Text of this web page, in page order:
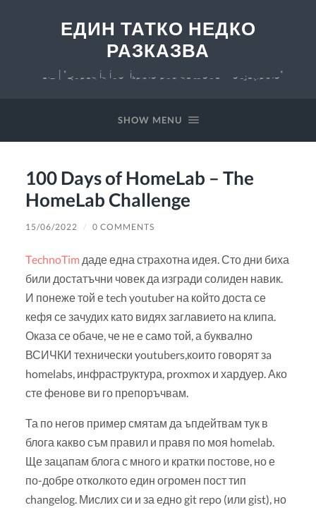
ЕДИН ТАТКО НЕДКО
РАЗКАЗВА
v 0.7 | "Chaos is inevitable and somehow enjoyable"
SHOW MENU
100 Days of HomeLab – The
HomeLab Challenge
15/06/2022 / 0 COMMENTS
TechnoTim даде една страхотна идея. Сто дни биха
били достатъчни човек да изгради солиден навик.
И понеже той е tech youtuber на който доста се
кефя се зачудих като видях заглавието на клипа.
Оказа се обаче, че не е само той, а буквално
ВСИЧКИ технически youtubers,които говорят зa
homelabs, инфраструктура, proxmox и хардуер. Ако
сте фенове ви го препоръчвам.
Та по негов пример смятам да ъпдейтвам тук в
блога какво съм правил и правя по моя homelab.
Ще зацапам блога с много и кратки постове, но е
по-добре отколкото един огромен пост тип
changelog. Мислих си и за едно git repo (или gist), но